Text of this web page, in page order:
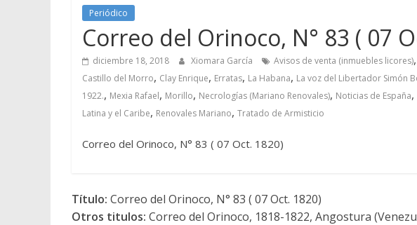
Periódico
Correo del Orinoco, N° 83 ( 07
diciembre 18, 2018 Xiomara García Avisos de venta (inmuebles licores),
Castillo del Morro, Clay Enrique, Erratas, La Habana, La voz del Libertador Simón
1922., Mexia Rafael, Morillo, Necrologías (Mariano Renovales), Noticias de España,
Latina y el Caribe, Renovales Mariano, Tratado de Armisticio
Correo del Orinoco, N° 83 ( 07 Oct. 1820)
Título: Correo del Orinoco, N° 83 ( 07 Oct. 1820)
Otros titulos: Correo del Orinoco, 1818-1822, Angostura